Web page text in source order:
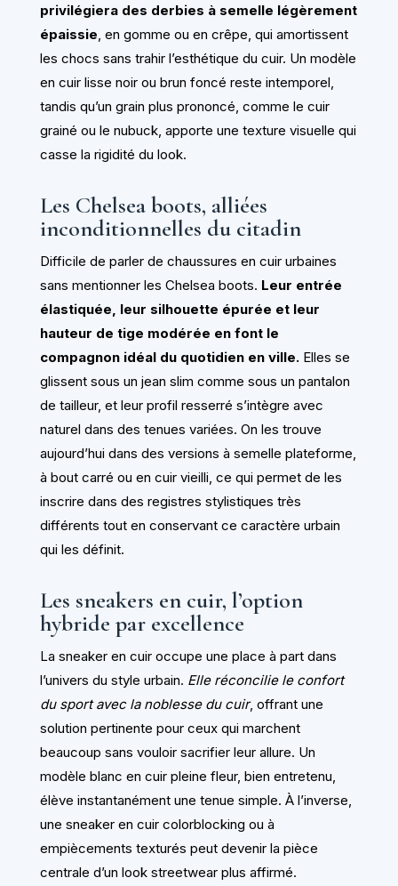
privilégiera des derbies à semelle légèrement
épaissie , en gomme ou en crêpe, qui amortissent
les chocs sans trahir l’esthétique du cuir. Un modèle
en cuir lisse noir ou brun foncé reste intemporel,
tandis qu’un grain plus prononcé, comme le cuir
grainé ou le nubuck, apporte une texture visuelle qui
casse la rigidité du look.
Les Chelsea boots, alliées
inconditionnelles du citadin
Difficile de parler de chaussures en cuir urbaines
sans mentionner les Chelsea boots. Leur entrée
élastiquée, leur silhouette épurée et leur
hauteur de tige modérée en font le
compagnon idéal du quotidien en ville.Elles se
glissent sous un jean slim comme sous un pantalon
de tailleur, et leur profil resserré s’intègre avec
naturel dans des tenues variées. On les trouve
aujourd’hui dans des versions à semelle plateforme,
à bout carré ou en cuir vieilli, ce qui permet de les
inscrire dans des registres stylistiques très
différents tout en conservant ce caractère urbain
qui les définit.
Les sneakers en cuir, l’option
hybride par excellence
La sneaker en cuir occupe une place à part dans
l’univers du style urbain. Elle réconcilie le confort
du sport avec la noblesse du cuir, offrant une
solution pertinente pour ceux qui marchent
beaucoup sans vouloir sacrifier leur allure. Un
modèle blanc en cuir pleine fleur, bien entretenu,
élève instantanément une tenue simple. À l’inverse,
une sneaker en cuir colorblocking ou à
empiècements texturés peut devenir la pièce
centrale d’un look streetwear plus affirmé.